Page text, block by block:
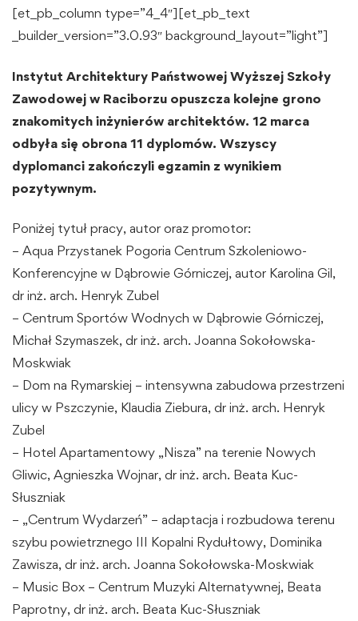
[et_pb_column type=”4_4″][et_pb_text
_builder_version=”3.0.93″ background_layout=”light”]
Instytut Architektury Państwowej Wyższej Szkoły
Zawodowej w Raciborzu opuszcza kolejne grono
znakomitych inżynierów architektów. 12 marca
odbyła się obrona 11 dyplomów. Wszyscy
dyplomanci zakończyli egzamin z wynikiem
pozytywnym.
Poniżej tytuł pracy, autor oraz promotor:
– Aqua Przystanek Pogoria Centrum Szkoleniowo-
Konferencyjne w Dąbrowie Górniczej, autor Karolina Gil,
dr inż. arch. Henryk Zubel
– Centrum Sportów Wodnych w Dąbrowie Górniczej,
Michał Szymaszek, dr inż. arch. Joanna Sokołowska-
Moskwiak
– Dom na Rymarskiej – intensywna zabudowa przestrzeni
ulicy w Pszczynie, Klaudia Ziebura, dr inż. arch. Henryk
Zubel
– Hotel Apartamentowy „Nisza” na terenie Nowych
Gliwic, Agnieszka Wojnar, dr inż. arch. Beata Kuc-
Słuszniak
– „Centrum Wydarzeń” – adaptacja i rozbudowa terenu
szybu powietrznego III Kopalni Rydułtowy, Dominika
Zawisza, dr inż. arch. Joanna Sokołowska-Moskwiak
– Music Box – Centrum Muzyki Alternatywnej, Beata
Paprotny, dr inż. arch. Beata Kuc-Słuszniak